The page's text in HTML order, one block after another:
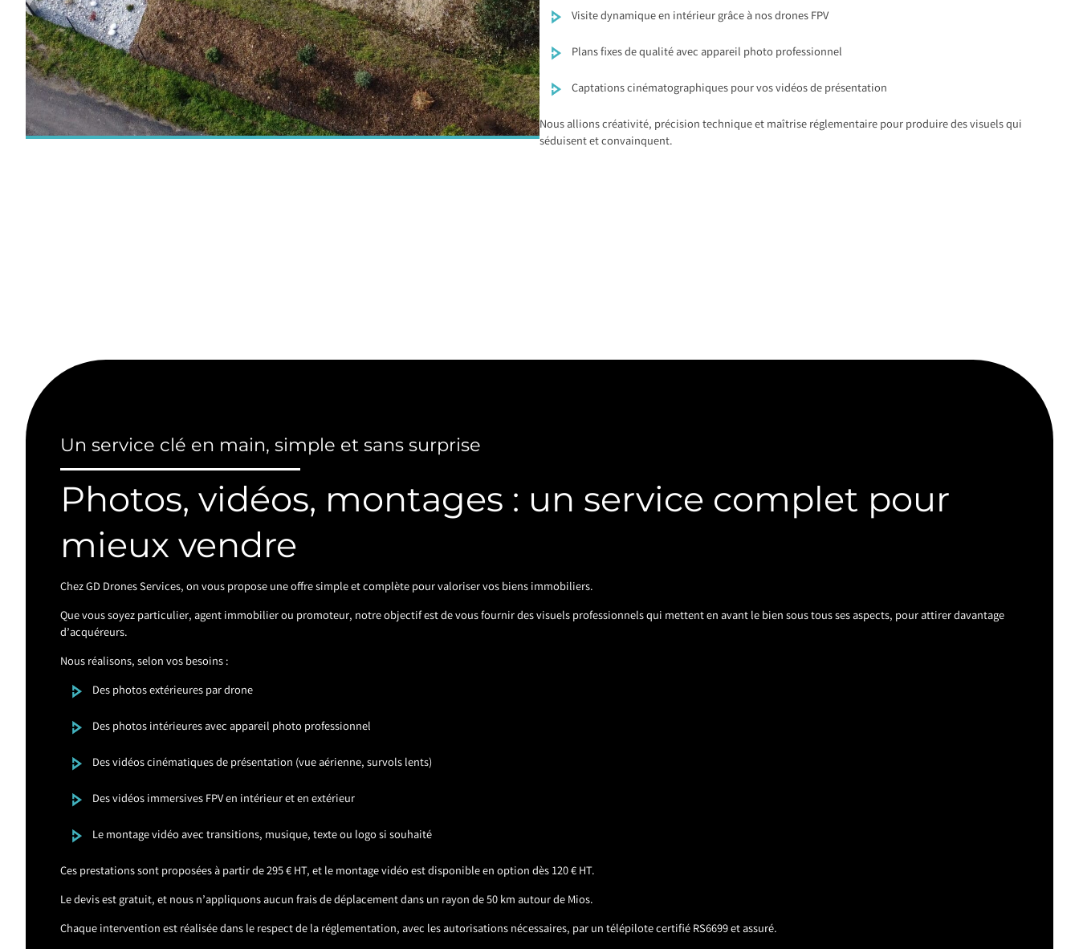
Visite dynamique en intérieur grâce à nos drones FPV
Plans fixes de qualité avec appareil photo professionnel
Captations cinématographiques pour vos vidéos de présentation
Nous allions créativité, précision technique et maîtrise réglementaire pour produire des visuels qui
séduisent et convainquent.
Un service clé en main, simple et sans surprise
Photos, vidéos, montages : un service complet pour
mieux vendre
Chez GD Drones Services, on vous propose une offre simple et complète pour valoriser vos biens immobiliers.
Que vous soyez particulier, agent immobilier ou promoteur, notre objectif est de vous fournir des visuels professionnels qui mettent en avant le bien sous tous ses aspects, pour attirer davantage
d’acquéreurs.
Nous réalisons, selon vos besoins :
Des photos extérieures par drone
Des photos intérieures avec appareil photo professionnel
Des vidéos cinématiques de présentation (vue aérienne, survols lents)
Des vidéos immersives FPV en intérieur et en extérieur
Le montage vidéo avec transitions, musique, texte ou logo si souhaité
Ces prestations sont proposées à partir de 295 € HT, et le montage vidéo est disponible en option dès 120 € HT.
Le devis est gratuit, et nous n’appliquons aucun frais de déplacement dans un rayon de 50 km autour de Mios.
Chaque intervention est réalisée dans le respect de la réglementation, avec les autorisations nécessaires, par un télépilote certifié RS6699 et assuré.